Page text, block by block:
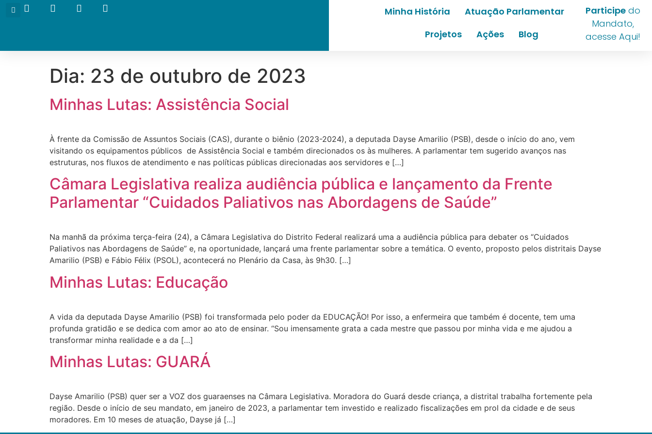
Minha História
Atuação Parlamentar
Projetos
Ações Blog
Participe do
Mandato,
acesse Aqui!
Dia: 23 de outubro de 2023
Minhas Lutas: Assistência Social
À frente da Comissão de Assuntos Sociais (CAS), durante o biênio (2023-2024), a deputada Dayse Amarilio (PSB), desde o início do ano, vem
visitando os equipamentos públicos de Assistência Social e também direcionados os às mulheres. A parlamentar tem sugerido avanços nas
estruturas, nos fluxos de atendimento e nas políticas públicas direcionadas aos servidores e […]
Câmara Legislativa realiza audiência pública e lançamento da Frente
Parlamentar “Cuidados Paliativos nas Abordagens de Saúde”
Na manhã da próxima terça-feira (24), a Câmara Legislativa do Distrito Federal realizará uma a audiência pública para debater os “Cuidados
Paliativos nas Abordagens de Saúde” e, na oportunidade, lançará uma frente parlamentar sobre a temática. O evento, proposto pelos distritais Dayse
Amarilio (PSB) e Fábio Félix (PSOL), acontecerá no Plenário da Casa, às 9h30. […]
Minhas Lutas: Educação
A vida da deputada Dayse Amarilio (PSB) foi transformada pelo poder da EDUCAÇÃO! Por isso, a enfermeira que também é docente, tem uma
profunda gratidão e se dedica com amor ao ato de ensinar. “Sou imensamente grata a cada mestre que passou por minha vida e me ajudou a
transformar minha realidade e a da […]
Minhas Lutas: GUARÁ
Dayse Amarilio (PSB) quer ser a VOZ dos guaraenses na Câmara Legislativa. Moradora do Guará desde criança, a distrital trabalha fortemente pela
região. Desde o início de seu mandato, em janeiro de 2023, a parlamentar tem investido e realizado fiscalizações em prol da cidade e de seus
moradores. Em 10 meses de atuação, Dayse já […]